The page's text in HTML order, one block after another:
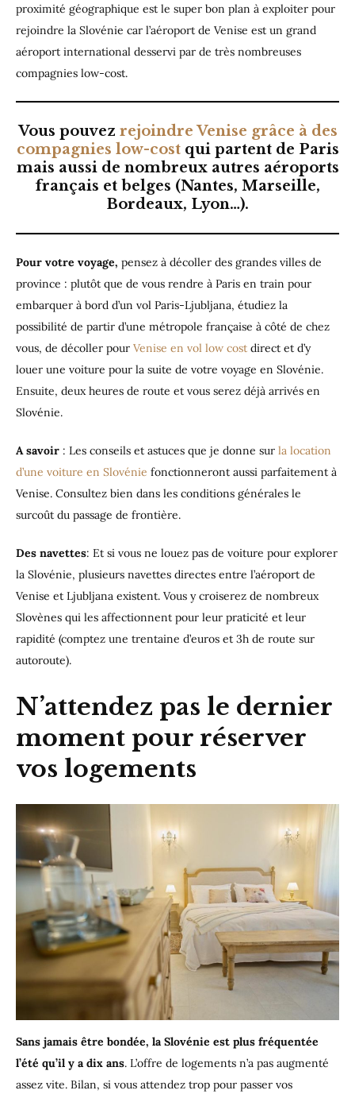
proximité géographique est le super bon plan à exploiter pour
rejoindre la Slovénie car l’aéroport de Venise est un grand
aéroport international desservi par de très nombreuses
compagnies low-cost.
Vous pouvez rejoindre Venise grâce à des
compagnies low-cost qui partent de Paris
mais aussi de nombreux autres aéroports
français et belges (Nantes, Marseille,
Bordeaux, Lyon…).
Pour votre voyage, pensez à décoller des grandes villes de
province : plutôt que de vous rendre à Paris en train pour
embarquer à bord d’un vol Paris-Ljubljana, étudiez la
possibilité de partir d’une métropole française à côté de chez
vous, de décoller pour Venise en vol low cost direct et d’y
louer une voiture pour la suite de votre voyage en Slovénie.
Ensuite, deux heures de route et vous serez déjà arrivés en
Slovénie.
A savoir : Les conseils et astuces que je donne sur la location
d’une voiture en Slovénie fonctionneront aussi parfaitement à
Venise. Consultez bien dans les conditions générales le
surcoût du passage de frontière.
Des navettes: Et si vous ne louez pas de voiture pour explorer
la Slovénie, plusieurs navettes directes entre l’aéroport de
Venise et Ljubljana existent. Vous y croiserez de nombreux
Slovènes qui les affectionnent pour leur praticité et leur
rapidité (comptez une trentaine d’euros et 3h de route sur
autoroute).
N’attendez pas le dernier
moment pour réserver
vos logements
Sans jamais être bondée, la Slovénie est plus fréquentée
l’été qu’il y a dix ans. L’offre de logements n’a pas augmenté
assez vite. Bilan, si vous attendez trop pour passer vos